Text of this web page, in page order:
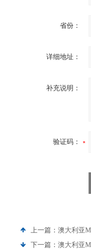
省份：
详细地址：
补充说明：
验证码：
上一篇： 澳大利亚
下一篇： 澳大利亚